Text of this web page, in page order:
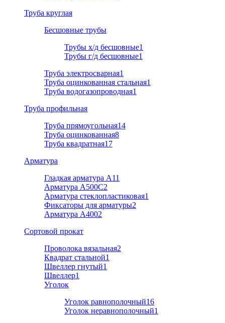
Труба круглая
Бесшовные трубы
Трубы х/д бесшовные1
Трубы г/д бесшовные1
Труба электросварная1
Труба оцинкованная стальная1
Труба водогазопроводная1
Труба профильная
Труба прямоугольная14
Труба оцинкованная8
Труба квадратная17
Арматура
Гладкая арматура А11
Арматура A500C2
Арматура стеклопластиковая1
Фиксаторы для арматуры2
Арматура А4002
Cортовой прокат
Проволока вязальная2
Квадрат стальной1
Швеллер гнутый1
Швеллер1
Уголок
Уголок равнополочный16
Уголок неравнополочный1